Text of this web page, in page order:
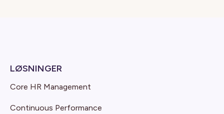
LØSNINGER
Core HR Management
Continuous Performance